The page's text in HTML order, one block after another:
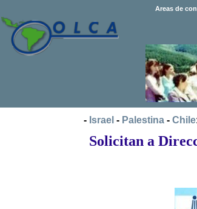
Areas de
- Israel - Palestina - Chile
Solicitan a